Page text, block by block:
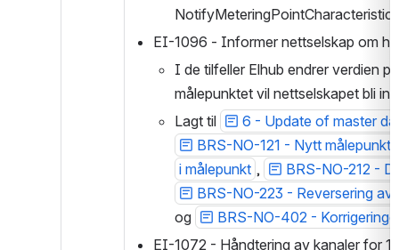
EI-1096 - Informer nettselskap om
I de tilfeller Elhub endrer verdien
målepunktet vil nettselskapet bli
Lagt til
6 - Update of master
BRS-NO-121 - Nytt målepunkt
i målepunkt ,
BRS-NO-212 -
BRS-NO-223 - Reversering av
og
BRS-NO-402 -
EI-1072 - Håndtering av kanaler for